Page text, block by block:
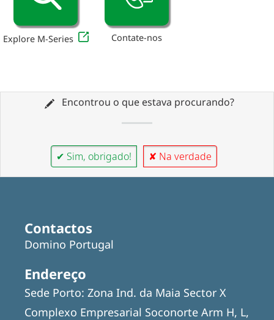
Explore M-Series Contate-nos
Encontrou o que estava procurando?
✔ Sim, obrigado! ✘ Na verdade
Contactos
Domino Portugal
Endereço
Sede Porto: Zona Ind. da Maia Sector X
Complexo Empresarial Soconorte Arm H, L,